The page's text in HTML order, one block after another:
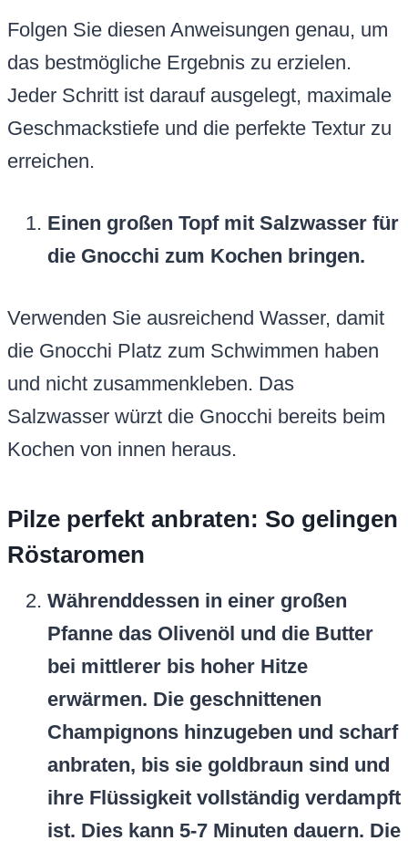
Folgen Sie diesen Anweisungen genau, um
das bestmögliche Ergebnis zu erzielen.
Jeder Schritt ist darauf ausgelegt, maximale
Geschmackstiefe und die perfekte Textur zu
erreichen.
Einen großen Topf mit Salzwasser für
die Gnocchi zum Kochen bringen.
Verwenden Sie ausreichend Wasser, damit
die Gnocchi Platz zum Schwimmen haben
und nicht zusammenkleben. Das
Salzwasser würzt die Gnocchi bereits beim
Kochen von innen heraus.
Pilze perfekt anbraten: So gelingen
Röstaromen
Währenddessen in einer großen
Pfanne das Olivenöl und die Butter
bei mittlerer bis hoher Hitze
erwärmen. Die geschnittenen
Champignons hinzugeben und scharf
anbraten, bis sie goldbraun sind und
ihre Flüssigkeit vollständig verdampft
ist. Dies kann 5-7 Minuten dauern. Die